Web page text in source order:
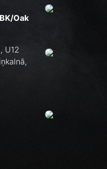
Oak
U12